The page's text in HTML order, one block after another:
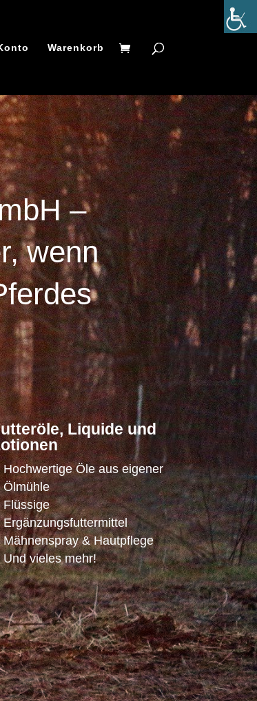
Warenkorb
–
wenn
Liquide und
Hochwertige Öle aus eigener
Ölmühle
Flüssige
Ergänzungsfuttermittel
Mähnenspray & Hautpflege
Und vieles mehr!